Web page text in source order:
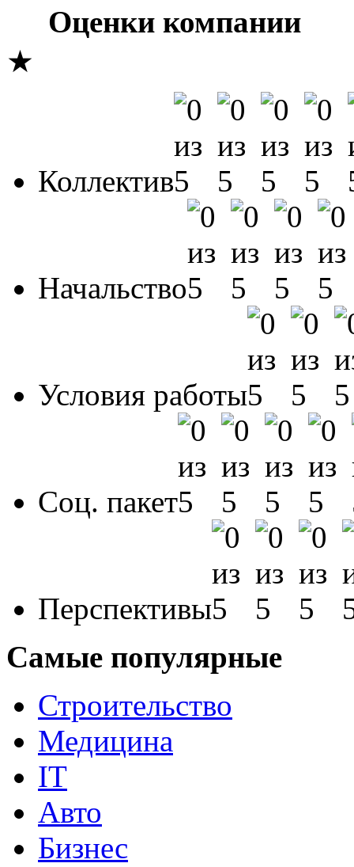
Оценки компании
★
Коллектив
Начальство
Условия работы
Соц. пакет
Перспективы
Самые популярные
Строительство
Медицина
IT
Авто
Бизнес